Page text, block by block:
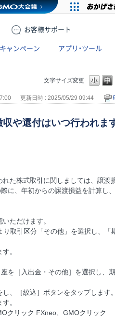
お客様サポート
キャンペーン アプリ・ツール
文字サイズ変更
更新日時 : 2025/05/29 09:44
や還付はいつ行われま
た株式取引に関しましては、譲渡
に、年初からの譲渡損益を計算し
ただけます。
取引区分「その他」を選択し、「
。
を［入出金・その他］を選択し、
、［絞込］ボタンをタップします。
。
クリック FXneo、GMOクリック